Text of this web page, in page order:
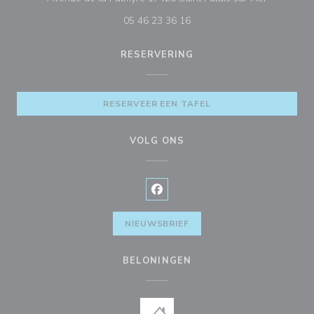
05 46 23 36 16
RESERVERING
RESERVEER EEN TAFEL
VOLG ONS
Facebook ((opent in een nieuw
NIEUWSBRIEF
BELONINGEN